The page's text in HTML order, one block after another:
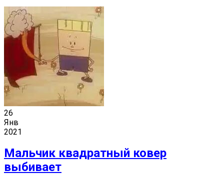
26
Янв
2021
Мальчик квадратный ковер
выбивает